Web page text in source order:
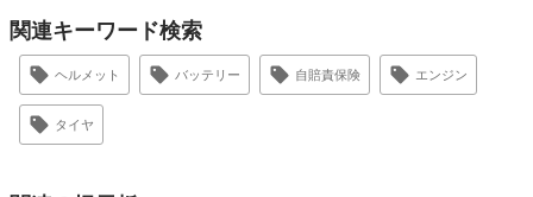
関連キーワード検索
ヘルメット バッテリー 自賠責保険 エンジン
タイヤ